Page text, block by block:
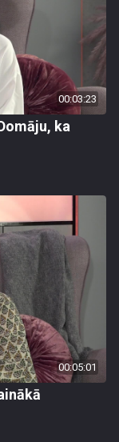
00:03:23
ka
00:05:01